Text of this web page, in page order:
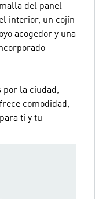
del panel
interior, un cojín
acogedor y una
por la ciudad,
comodidad,
ti y tu